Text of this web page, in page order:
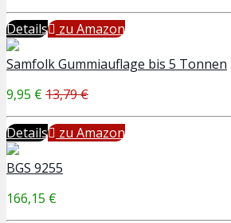
Details
zu Amazon
Samfolk Gummiauflage bis 5 Tonnen
9,95 €13,79 €
Details
zu Amazon
BGS 9255
166,15 €